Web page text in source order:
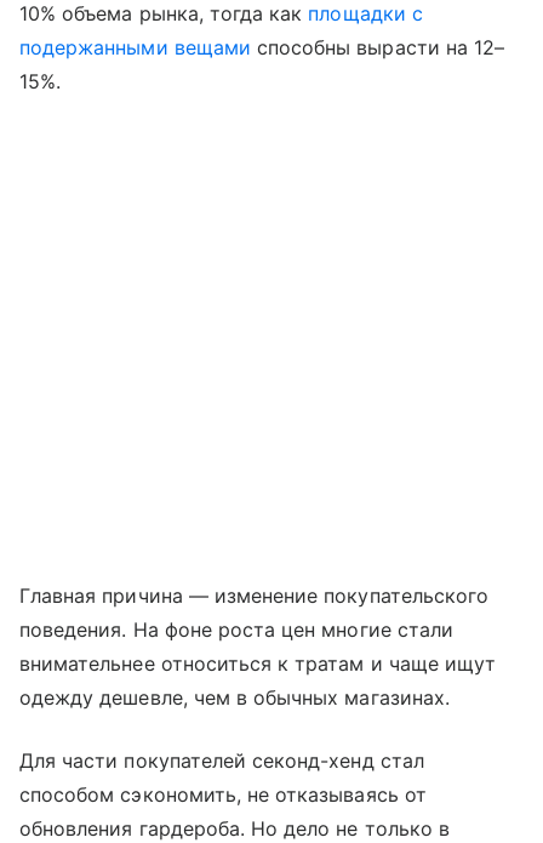
10% объема рынка, тогда как площадки с
подержанными вещами способны вырасти на 12–
15%.
Главная причина — изменение покупательского
поведения. На фоне роста цен многие стали
внимательнее относиться к тратам и чаще ищут
одежду дешевле, чем в обычных магазинах.
Для части покупателей секонд-хенд стал
способом сэкономить, не отказываясь от
обновления гардероба. Но дело не только в